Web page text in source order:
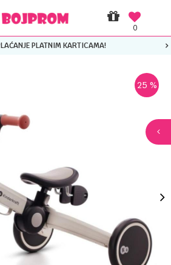
0
PLATNIM KARTICAMA!
25 %